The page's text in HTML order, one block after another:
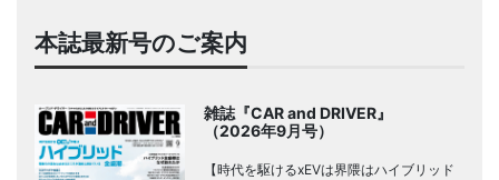
本誌最新号のご案内
雑誌『CAR and DRIVER』
（2026年9月号）
【時代を駆けるxEVは界隈はハイブリッド